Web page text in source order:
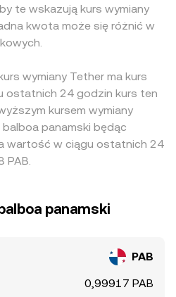
te wskazują kurs wymiany
kwota może się różnić w
wymiany Tether ma kurs
ostatnich 24 godzin kurs ten
kursem wymiany
panamski będąc
wartość w ciągu ostatnich 24
PAB.
panamski
PAB
0,99917 PAB